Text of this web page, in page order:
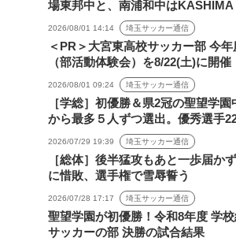
場東邦中と、南浦和中は
2026/08/01 14:14 埼玉サッカー通信
＜PR＞大宮東高校サッカー部 今
（部活動体験会）を8/22(土)に開催
2026/08/01 09:24 埼玉サッカー通信
［学総］初優勝＆県2冠の聖望学
から最多５人ずつ選出。優秀選手
2026/07/29 19:39 埼玉サッカー通信
［総体］後半猛攻もあと一歩届か
に惜敗、選手権で雪辱誓う
2026/07/28 17:17 埼玉サッカー通信
聖望学園が初優勝！令和8年度 学
サッカーの部 決勝の試合結果